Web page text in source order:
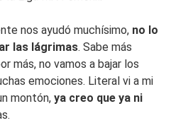
nos ayudó muchísimo, no lo
las lágrimas. Sabe más
más, no vamos a bajar los
emociones. Literal vi a mi
montón, ya creo que ya ni